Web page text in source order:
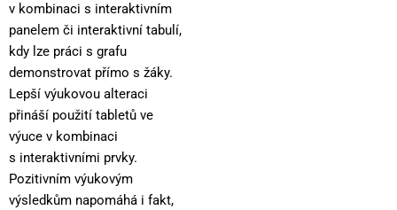
v kombinaci s interaktivním
panelem či interaktivní tabulí,
kdy lze práci s grafu
demonstrovat přímo s žáky.
Lepší výukovou alteraci
přináší použití tabletů ve
výuce v kombinaci
s interaktivními prvky.
Pozitivním výukovým
výsledkům napomáhá i fakt,